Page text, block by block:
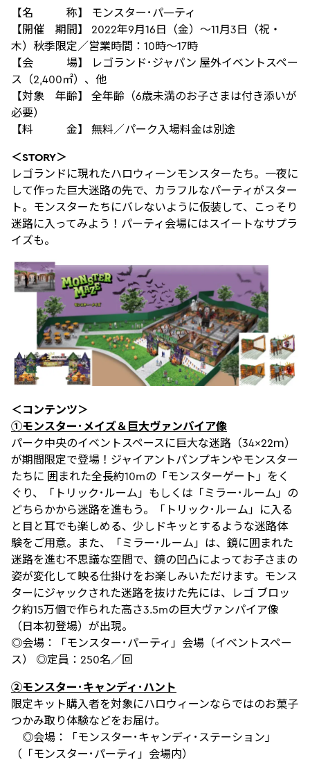
【名 称】 モンスター･パ―ティ
【開催 期間】 2022年9月16日（金）～11月3日（祝・
木）秋季限定／営業時間：10時～17時
【会 場】 レゴランド･ジャパン 屋外イベントスペー
ス（2,400㎡）、他
【対象 年齢】 全年齢（6歳未満のお子さまは付き添いが
必要）
【料 金】 無料／パーク入場料金は別途
＜STORY＞
レゴランドに現れたハロウィーンモンスターたち。一夜に
して作った巨大迷路の先で、カラフルなパーティがスター
ト。モンスターたちにバレないように仮装して、こっそり
迷路に入ってみよう！パーティ会場にはスイートなサプラ
イズも。
＜コンテンツ＞
①モンスター･メイズ＆巨大ヴァンパイア像
パーク中央のイベントスペースに巨大な迷路（34×22ｍ）
が期間限定で登場！ジャイアントパンプキンやモンスター
たちに 囲まれた全長約10mの「モンスターゲート」をく
ぐり、「トリック･ルーム」もしくは「ミラー･ルーム」の
どちらかから迷路を進もう。「トリック･ルーム」に入る
と目と耳でも楽しめる、少しドキッとするような迷路体
験をご用意。また、「ミラー･ルーム」は、鏡に囲まれた
迷路を進む不思議な空間で、鏡の凹凸によってお子さまの
姿が変化して映る仕掛けをお楽しみいただけます。モンス
ターにジャックされた迷路を抜けた先には、レゴ ブロッ
ク約15万個で作られた高さ3.5mの巨大ヴァンパイア像
（日本初登場）が出現。
◎会場：「モンスター･パーティ」会場（イベントスペー
ス） ◎定員：250名／回
②モンスター･キャンディ･ハント
限定キット購入者を対象にハロウィーンならではのお菓子
つかみ取り体験などをお届け。
◎会場：「モンスター･キャンディ･ステーション」
（「モンスター･パーティ」会場内）